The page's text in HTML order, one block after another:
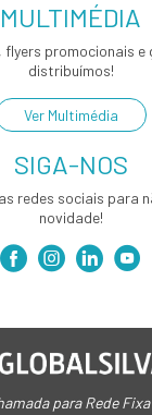
MULTIMÉDIA
promocionais e
distribuímos!
Ver Multimédia
SIGA-NOS
redes sociais para
novidade!
para Rede